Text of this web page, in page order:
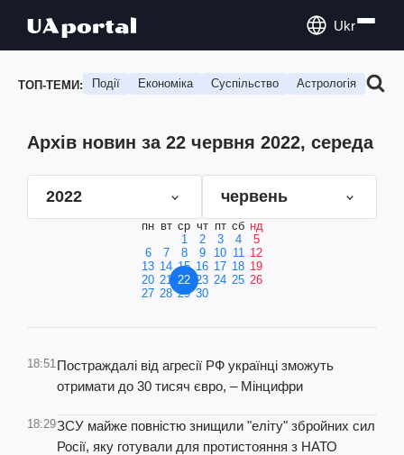
Ukr
ТОП-ТЕМИ: Події Економіка Суспільство Астрологія
Архів новин за 22 червня 2022, середа
2022 червень
пн вт ср чт пт сб нд
1
2 3 4
5
6
7 8 9 10 11 12
13 14 15 16 17 18 19
20 21 22 23 24 25 26
27 28 29 30
18:51Постраждалі від агресії РФ українці зможуть
отримати до 30 тисяч євро, – Мінцифри
18:29ЗСУ майже повністю знищили "еліту" збройних сил
Росії, яку готували для протистояння з НАТО